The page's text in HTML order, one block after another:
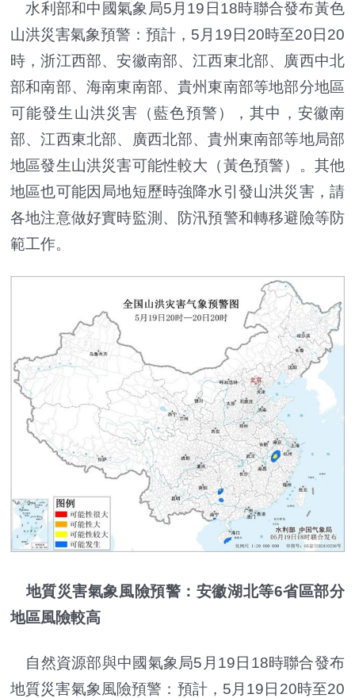
水利部和中國氣象局5月19日18時聯合發布黃色
山洪災害氣象預警：預計，5月19日20時至20日20
時，浙江西部、安徽南部、江西東北部、廣西中北
部和南部、海南東南部、貴州東南部等地部分地區
可能發生山洪災害（藍色預警），其中，安徽南
部、江西東北部、廣西北部、貴州東南部等地局部
地區發生山洪災害可能性較大（黃色預警）。其他
地區也可能因局地短歷時強降水引發山洪災害，請
各地注意做好實時監測、防汛預警和轉移避險等防
範工作。
地質災害氣象風險預警：安徽湖北等6省區部分
地區風險較高
自然資源部與中國氣象局5月19日18時聯合發布
地質災害氣象風險預警：預計，5月19日20時至20